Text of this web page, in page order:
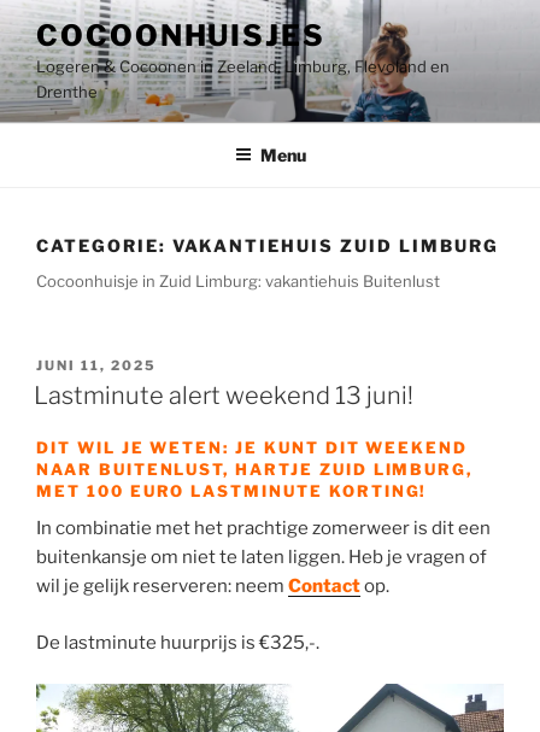
naar
de
inhoud
COCOONHUISJES
Logeren & Cocoonen in Zeeland, Limburg, Flevoland en
Drenthe
Menu
CATEGORIE: VAKANTIEHUIS ZUID LIMBURG
Cocoonhuisje in Zuid Limburg: vakantiehuis Buitenlust
GEPLAATST
OP
JUNI 11, 2025
Lastminute alert weekend 13 juni!
DIT WIL JE WETEN: JE KUNT DIT WEEKEND
NAAR BUITENLUST, HARTJE ZUID LIMBURG,
MET 100 EURO LASTMINUTE KORTING!
In combinatie met het prachtige zomerweer is dit een
buitenkansje om niet te laten liggen. Heb je vragen of
wil je gelijk reserveren: neem Contactop.
De lastminute huurprijs is €325,-.